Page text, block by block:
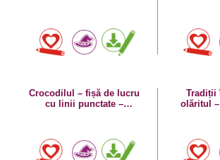
Crocodilul – fișă de lucru
cu linii punctate –
Tradiții
olăritul